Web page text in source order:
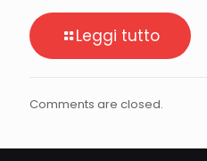
Leggi tutto
Comments are closed.